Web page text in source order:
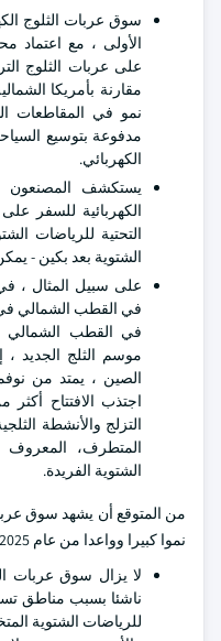
سوق عربات الثلوج
الأولى ، مع اعتماد
على عربات الثلوج
مقارنة بأمريكا
نمو في المقاطعات
مدفوعة بتوسيع
الكهربائي.
يستكشف المصنعون
الكهربائية للسفر
التحتية للرياضات
الشتوية بعد بكين -
في القطب الشمالي
في القطب الشمالي
موسم الثلج الجديد ،
الصين ، يمتد من
التزلج والأنشطة
المتطرف، المعروف
الشتوية الفريدة.
من المتوقع أن يشهد سوق عربات
نموا كبيرا وواعدا من عام 2025 إلى عام 2034.
لا يزال سوق عربات
ناشئا بسبب مناطق
للرياضات الشتوية